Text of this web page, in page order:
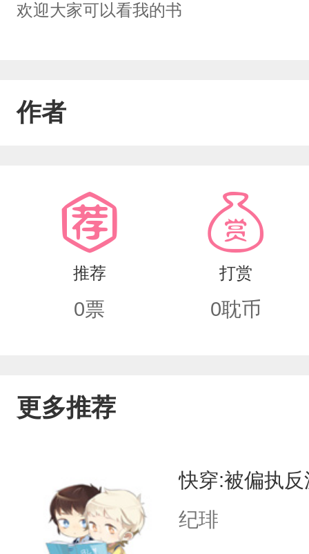
欢迎大家可以看我的书
作者
推荐
0票
打赏
0耽币
更多推荐
快穿:被偏执
纪琲